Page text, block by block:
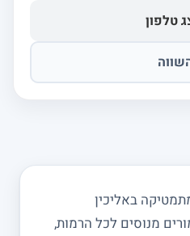
טלפון
באליכין
מנוסים לכל הרמות,